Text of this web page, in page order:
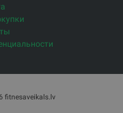
fitnesaveikals.lv